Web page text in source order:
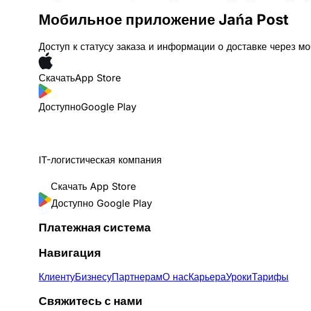
Мобильное приложение Jańa Post
Доступ к статусу заказа и информации о доставке через
СкачатьApp Store
ДоступноGoogle Play
IT-логистическая компания
Скачать App Store
Доступно Google Play
Платежная система
Навигация
КлиентуБизнесуПартнерамО насКарьераУрокиТарифы
Свяжитесь с нами